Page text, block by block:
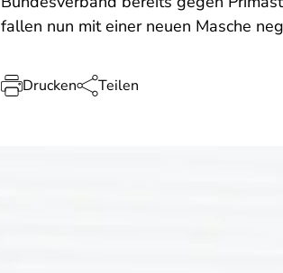
fallen nun mit einer neuen Masche
Drucken Teilen